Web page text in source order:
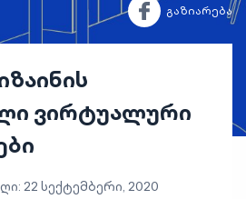
გაზიარება
ვირტუალური
22 სექტემბერი, 2020